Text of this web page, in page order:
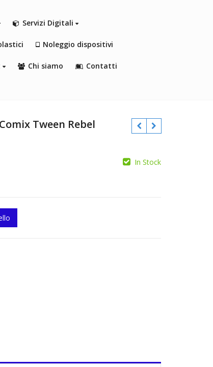
Servizi Digitali
Noleggio dispositivi
Chi siamo Contatti
Tween Rebel
In Stock
Rebel Collage quantity